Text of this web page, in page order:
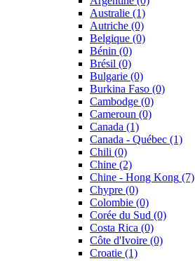
Australie (1)
Autriche (0)
Belgique (0)
Bénin (0)
Brésil (0)
Bulgarie (0)
Burkina Faso (0)
Cambodge (0)
Cameroun (0)
Canada (1)
Canada - Québec (1)
Chili (0)
Chine (2)
Chine - Hong Kong (7)
Chypre (0)
Colombie (0)
Corée du Sud (0)
Costa Rica (0)
Côte d'Ivoire (0)
Croatie (1)